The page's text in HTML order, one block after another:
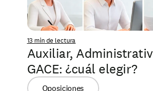
13 min de lectura
Auxiliar,
GACE: ¿cuál elegir?
Oposiciones